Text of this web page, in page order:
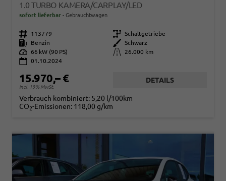
1.0 TURBO KAMERA/CARPLAY/LED
sofort lieferbar Gebrauchtwagen
Fahrzeugnr. 113779 Getriebe Schaltgetriebe
Kraftstoff
Benzin Außenfarbe
Schwarz
Leistung 66 kW (90 PS) Kilometerstand
26.000 km
01.10.2024
15.970,– €
incl. 19% MwSt.
DETAILS
Verbrauch kombiniert: 5,20 l/100km
CO2-Emissionen: 118,00 g/km